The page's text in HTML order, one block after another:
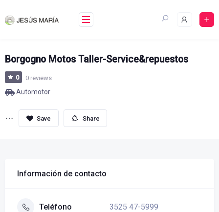
to
Borgogno Motos Taller-Service&repuestos
0 0 reviews
Automotor
Share
Información de contacto
Teléfono 3525 47-5999